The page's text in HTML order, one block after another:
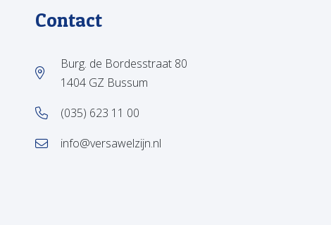
Contact
Burg. de Bordesstraat 80
1404 GZ Bussum
(035) 623 11 00
info@versawelzijn.nl